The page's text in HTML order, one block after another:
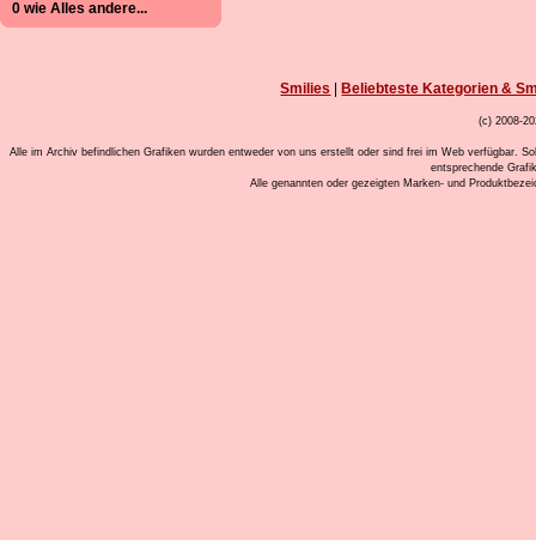
0 wie Alles andere...
Smilies Beliebteste Kategorien &
(c) 2008-
Alle im Archiv befindlichen Grafiken wurden entweder von uns erstellt oder sind frei im Web verfügbar.
entsprechende
Alle genannten oder gezeigten Marken- und